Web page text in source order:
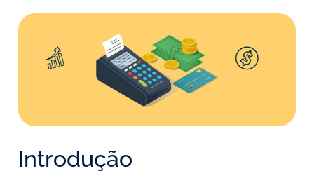
Introdução